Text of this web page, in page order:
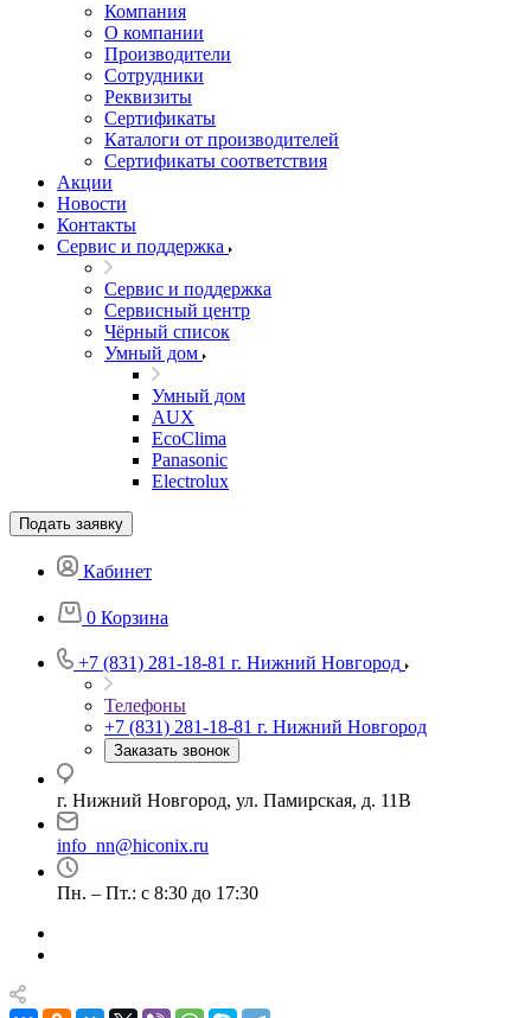
Компания
О компании
Производители
Сотрудники
Реквизиты
Сертификаты
Каталоги от производителей
Сертификаты соответствия
Акции
Новости
Контакты
Сервис и поддержка
Сервис и поддержка
Сервисный центр
Чёрный список
Умный дом
Умный дом
AUX
EcoClima
Panasonic
Electrolux
Подать заявку
Кабинет
0 Корзина
+7 (831) 281-18-81 г. Нижний Новгород
Телефоны
+7 (831) 281-18-81 г. Нижний Новгород
Заказать звонок
г. Нижний Новгород, ул. Памирская, д. 11В
info_nn@hiconix.ru
Пн. – Пт.: с 8:30 до 17:30